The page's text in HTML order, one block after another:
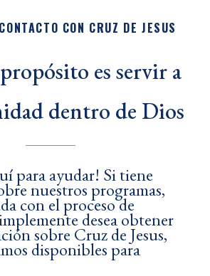
CON CRUZ DE JESUS
es servir a
dentro de Dios
para ayudar! Si tiene
nuestros programas,
con el proceso de
desea obtener
sobre Cruz de Jesus,
disponibles para